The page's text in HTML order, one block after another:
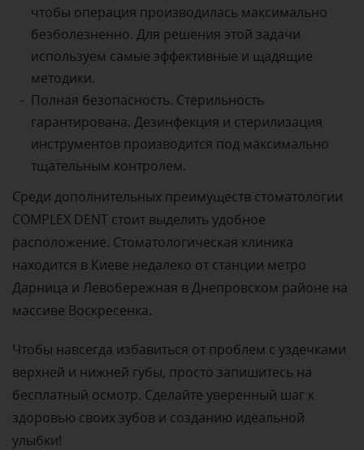
чтобы операция производилась максимально
безболезненно. Для решения этой задачи
используем самые эффективные и щадящие
методики.
Полная безопасность. Стерильность
гарантирована. Дезинфекция и стерилизация
инструментов производится под максимально
тщательным контролем.
Среди дополнительных преимуществ стоматологии
COMPLEX DENT стоит выделить удобное
расположение. Стоматологическая клиника
находится в Киеве недалеко от станции метро
Дарница и Левобережная в Днепровском районе на
массиве Воскресенка.
Чтобы навсегда избавиться от проблем с уздечками
верхней и нижней губы, просто запишитесь на
бесплатный осмотр. Сделайте уверенный шаг к
здоровью своих зубов и созданию идеальной
улыбки!